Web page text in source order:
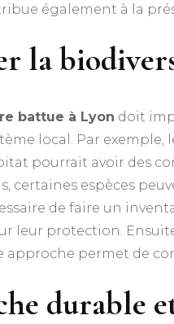
également à la
la
battue à Lyon doit
local. Par
pourrait avoir des
certaines espèces
de faire un
leur protection.
approche permet de
durable